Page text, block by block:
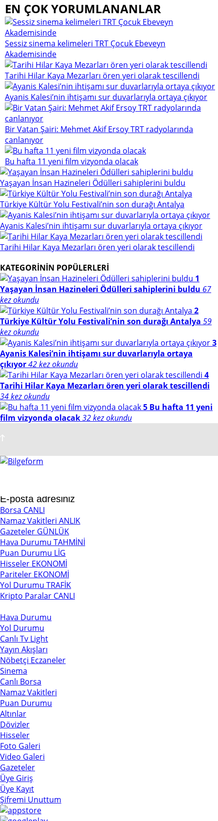
EN ÇOK YORUMLANANLAR
Sessiz sinema kelimeleri TRT Çocuk Ebeveyn
Akademisinde
Tarihi Hilar Kaya Mezarları ören yeri olarak tescillendi
Ayanis Kalesi’nin ihtişamı sur duvarlarıyla ortaya çıkıyor
Bir Vatan Şairi: Mehmet Akif Ersoy TRT radyolarında
canlanıyor
Bu hafta 11 yeni film vizyonda olacak
Yaşayan İnsan Hazineleri Ödülleri sahiplerini buldu
Türkiye Kültür Yolu Festivali’nin son durağı Antalya
Ayanis Kalesi’nin ihtişamı sur duvarlarıyla ortaya çıkıyor
Tarihi Hilar Kaya Mezarları ören yeri olarak tescillendi
KATEGORİNİN POPÜLERLERİ
1
Yaşayan İnsan Hazineleri Ödülleri sahiplerini buldu 67
kez okundu
2
Türkiye Kültür Yolu Festivali’nin son durağı Antalya 59
kez okundu
3
Ayanis Kalesi’nin ihtişamı sur duvarlarıyla ortaya
çıkıyor42 kez okundu
4
Tarihi Hilar Kaya Mezarları ören yeri olarak tescillendi
34 kez okundu
5 Bu hafta 11 yeni
film vizyonda olacak32 kez okundu
Borsa CANLI
Namaz Vakitleri ANLIK
Gazeteler GÜNLÜK
Hava Durumu TAHMİNİ
Puan Durumu LİG
Hisseler EKONOMİ
Pariteler EKONOMİ
Yol Durumu TRAFİK
Kripto Paralar CANLI
Hava Durumu
Yol Durumu
Canlı Tv Light
Yayın Akışları
Nöbetçi Eczaneler
Sinema
Canlı Borsa
Namaz Vakitleri
Puan Durumu
Altınlar
Dövizler
Hisseler
Foto Galeri
Video Galeri
Gazeteler
Üye Giriş
Üye Kayıt
Şifremi Unuttum